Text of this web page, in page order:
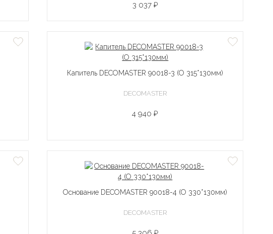
3 037 ₽
Капитель DECOMASTER 90018-3 (O 315*130мм)
DECOMASTER
4 940 ₽
Основание DECOMASTER 90018-4 (O 330*130мм)
DECOMASTER